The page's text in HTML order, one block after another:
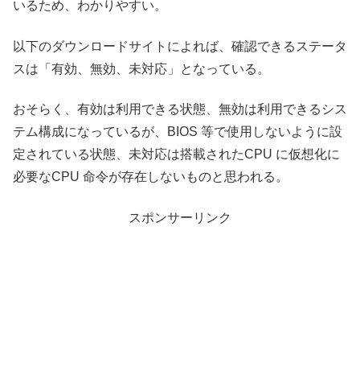
いるため、わかりやすい。
以下のダウンロードサイトによれば、確認できるステータ
スは「有効、無効、未対応」となっている。
おそらく、有効は利用できる状態、無効は利用できるシス
テム構成になっているが、BIOS 等で使用しないように設
定されている状態、未対応は搭載されたCPU に仮想化に
必要なCPU 命令が存在しないものと思われる。
スポンサーリンク